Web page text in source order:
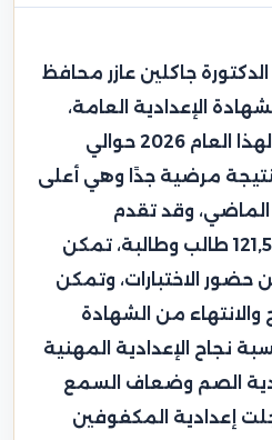
جاكلين عازر محافظ
الإعدادية العامة،
وقد جاءت نسبة النجاح لهذا العام 2026 حوالي
النتيجة مرضية جدًا وهي أعلى
الماضي، وقد تقدم
لامتحانات هذا العام 121,580 طالب وطالبة، تمكن
طالب من حضور الاختبارات، وتمكن
والانتهاء من الشهادة
نجاح الإعدادية المهنية
الإعدادية الصم وضعاف السمع
سجلت إعدادية المكفوفين